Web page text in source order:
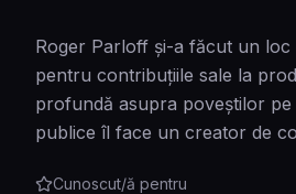
Roger Parloff și-a făcut un loc
pentru contribuțiile sale la
profundă asupra poveștilor
publice îl face un creator de
Cunoscut/ă pentru